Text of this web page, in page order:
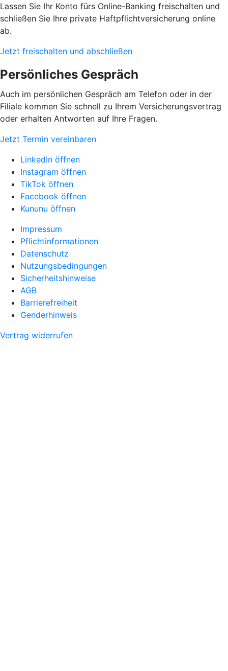
Lassen Sie Ihr Konto fürs Online-Banking freischalten und
schließen Sie Ihre private Haftpflichtversicherung online
ab.
Jetzt freischalten und abschließen
Persönliches Gespräch
Auch im persönlichen Gespräch am Telefon oder in der
Filiale kommen Sie schnell zu Ihrem Versicherungsvertrag
oder erhalten Antworten auf Ihre Fragen.
Jetzt Termin vereinbaren
LinkedIn öffnen
Instagram öffnen
TikTok öffnen
Facebook öffnen
Kununu öffnen
Impressum
Pflichtinformationen
Datenschutz
Nutzungsbedingungen
Sicherheitshinweise
AGB
Barrierefreiheit
Genderhinweis
Vertrag widerrufen